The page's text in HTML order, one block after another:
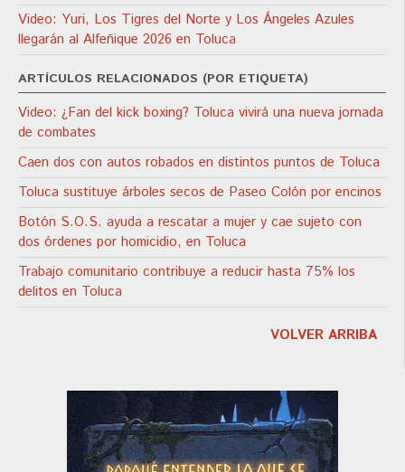
Video: Yuri, Los Tigres del Norte y Los Ángeles Azules
llegarán al Alfeñique 2026 en Toluca
ARTÍCULOS RELACIONADOS (POR ETIQUETA)
Video: ¿Fan del kick boxing? Toluca vivirá una nueva jornada
de combates
Caen dos con autos robados en distintos puntos de Toluca
Toluca sustituye árboles secos de Paseo Colón por encinos
Botón S.O.S. ayuda a rescatar a mujer y cae sujeto con
dos órdenes por homicidio, en Toluca
Trabajo comunitario contribuye a reducir hasta 75% los
delitos en Toluca
VOLVER ARRIBA